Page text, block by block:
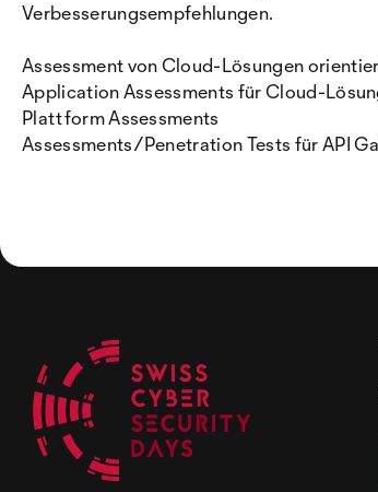
Verbesserungsempfehlungen.
Assessment von Cloud-Lösungen
Application Assessments für Cloud-
Plattform Assessments
Assessments/Penetration Tests für API